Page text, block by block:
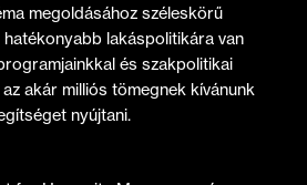
megoldásához széleskörű
lakáspolitikára van
és szakpolitikai
akár milliós tömegnek kívánunk
nyújtani.